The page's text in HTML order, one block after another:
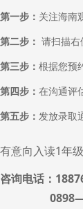
第一步： 关注海南
第二步： 请扫描
第三步： 根据您预
第四步： 在沟通评
第五步： 发放录取
有意向入读1年
咨询电话：